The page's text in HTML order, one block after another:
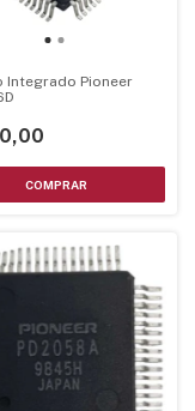
Integrado Pioneer